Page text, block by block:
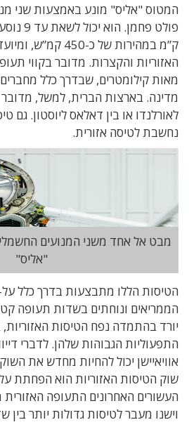
המטוס "אליס" מונע באמצעות שני
ק”מ במהירות של כ-
האזוריות והקצרות. מדובר בקווי
מאות קילומטרים, שבדרך כלל
מדינה. בארצות הברית, למשל, מדובר
לאורלנדו או בין דאלאס ליוסטון. גם
נחשבת לטיסה אזורית.
מבט אל אחד משני המנועים
"אליס"
הטיסות הללו מתבצעות בדרך כלל
הממריאים ונוחתים בשדות תעופה
יורד בהתמדה נפח הטיסות
התפעוליות הגבוהות שלהן. לדברי
אוויאיישן יכול להחיות מחדש את
שוק הטיסות האזוריות הוא הפחתת
העשורים האחרונים התעופה
וישנו מעבר לטיסות גדולות יותר בין